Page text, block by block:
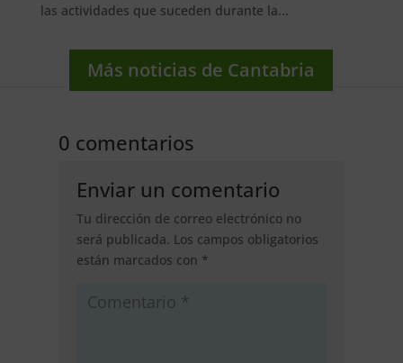
las actividades que suceden durante la...
Más noticias de Cantabria
0 comentarios
Enviar un comentario
Tu dirección de correo electrónico no
será publicada. Los campos obligatorios
están marcados con *